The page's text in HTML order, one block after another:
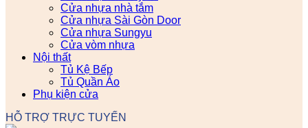
Cửa nhựa nhà tắm
Cửa nhựa Sài Gòn Door
Cửa nhựa Sungyu
Cửa vòm nhựa
Nội thất
Tủ Kệ Bếp
Tủ Quần Áo
Phụ kiện cửa
HỖ TRỢ TRỰC TUYẾN